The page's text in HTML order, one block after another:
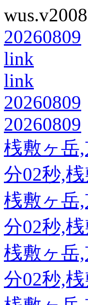
20260809
link
link
20260809
20260809
桟敷ヶ岳,
分02秒,
桟敷ヶ岳,
分02秒,
桟敷ヶ岳,
分02秒,